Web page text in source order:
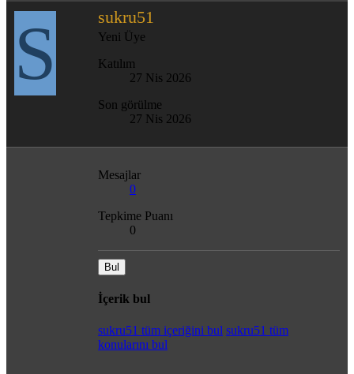
S sukru51
Yeni Üye
Katılım
27 Nis 2026
Son görülme
27 Nis 2026
Mesajlar
0
Tepkime Puanı
0
Bul
İçerik bul
sukru51 tüm içeriğini bul sukru51 tüm
konularını bul